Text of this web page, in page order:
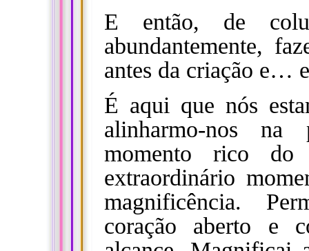
E então, de
abundantemente,
antes da criação
É aqui que nós
alinharmo-nos na
momento rico do
extraordinário
magnificência.
coração aberto e